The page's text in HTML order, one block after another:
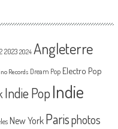
2023 2024 Angleterre
Records Dream Pop Electro Pop
Indie PopIndie
New York Parisphotos